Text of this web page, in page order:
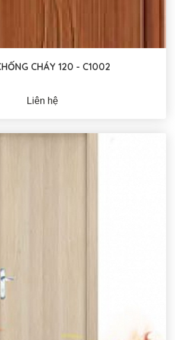
CHÁY 120 - C1002
Liên hệ